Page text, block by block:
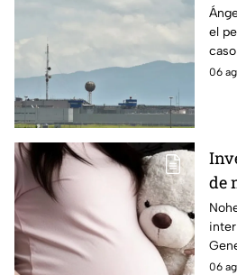
el
06
de
tras
06